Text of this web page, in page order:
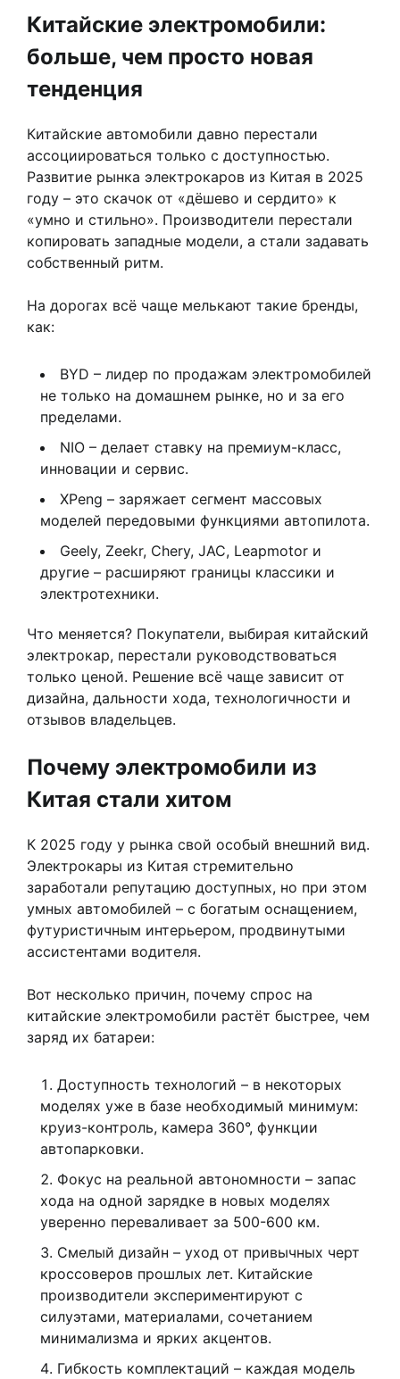
Китайские электромобили:
больше, чем просто новая
тенденция
Китайские автомобили давно перестали
ассоциироваться только с доступностью.
Развитие рынка электрокаров из Китая в 2025
году – это скачок от «дёшево и сердито» к
«умно и стильно». Производители перестали
копировать западные модели, а стали задавать
собственный ритм.
На дорогах всё чаще мелькают такие бренды,
как:
BYD – лидер по продажам электромобилей
не только на домашнем рынке, но и за его
пределами.
NIO – делает ставку на премиум-класс,
инновации и сервис.
XPeng – заряжает сегмент массовых
моделей передовыми функциями автопилота.
Geely, Zeekr, Chery, JAC, Leapmotor и
другие – расширяют границы классики и
электротехники.
Что меняется? Покупатели, выбирая китайский
электрокар, перестали руководствоваться
только ценой. Решение всё чаще зависит от
дизайна, дальности хода, технологичности и
отзывов владельцев.
Почему электромобили из
Китая стали хитом
К 2025 году у рынка свой особый внешний вид.
Электрокары из Китая стремительно
заработали репутацию доступных, но при этом
умных автомобилей – с богатым оснащением,
футуристичным интерьером, продвинутыми
ассистентами водителя.
Вот несколько причин, почему спрос на
китайские электромобили растёт быстрее, чем
заряд их батареи:
Доступность технологий – в некоторых
моделях уже в базе необходимый минимум:
круиз-контроль, камера 360°, функции
автопарковки.
Фокус на реальной автономности – запас
хода на одной зарядке в новых моделях
уверенно переваливает за 500-600 км.
Смелый дизайн – уход от привычных черт
кроссоверов прошлых лет. Китайские
производители экспериментируют с
силуэтами, материалами, сочетанием
минимализма и ярких акцентов.
Гибкость комплектаций – каждая модель